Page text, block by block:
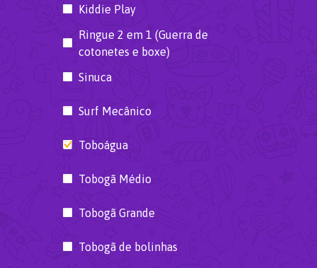
Kiddie Play
Ringue 2 em 1 (Guerra de
cotonetes e boxe)
Sinuca
Surf Mecânico
Toboágua
Tobogã Médio
Tobogã Grande
Tobogã de bolinhas